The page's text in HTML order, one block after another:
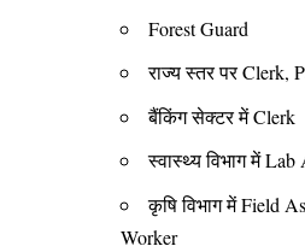
Forest Guard
राज्य स्तर पर Clerk,
बैंकिंग सेक्टर में Clerk
स्वास्थ्य विभाग में Lab
कृषि विभाग में Field
Worker